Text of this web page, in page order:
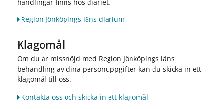
handlingar finns hos diariet.
Region Jönköpings läns diarium
Klagomål
Om du är missnöjd med Region Jönköpings läns
behandling av dina personuppgifter kan du skicka in ett
klagomål till oss.
Kontakta oss och skicka in ett klagomål